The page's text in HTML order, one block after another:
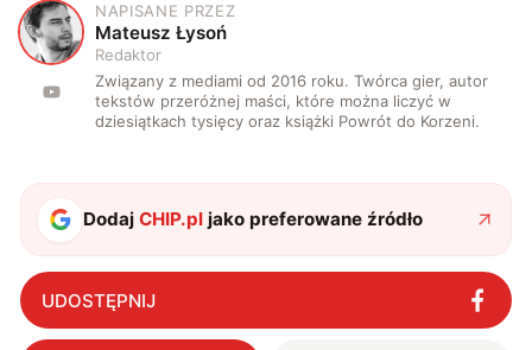
M
NAPISANE PRZEZ
Mateusz Łysoń
Redaktor
Związany z mediami od 2016 roku. Twórca gier, autor
tekstów przeróżnej maści, które można liczyć w
dziesiątkach tysięcy oraz książki Powrót do Korzeni.
DodajCHIP.pl jako preferowane źródło
UDOSTĘPNIJ